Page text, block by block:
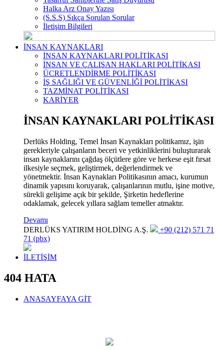
Halka Arz Onay Yazısı
(S.S.S) Sıkça Sorulan Sorular
İletişim Bilgileri
İNSAN KAYNAKLARI
İNSAN KAYNAKLARI POLİTİKASI
İNSAN VE ÇALIŞAN HAKLARI POLİTİKASI
ÜCRETLENDİRME POLİTİKASI
İŞ SAĞLIĞI VE GÜVENLİĞİ POLİTİKASI
TAZMİNAT POLİTİKASI
KARİYER
İNSAN KAYNAKLARI POLİTİKASI
Derlüks Holding, Temel İnsan Kaynakları politikamız, işin
gerekleriyle çalışanların beceri ve yetkinliklerini buluşturarak
insan kaynaklarını çağdaş ölçütlere göre ve herkese eşit fırsat
ilkesiyle seçmek, geliştirmek, değerlendirmek ve
yönetmektir. İnsan Kaynakları Politikasının amacı, kurumun
dinamik yapısını koruyarak, çalışanlarının mutlu, işine motive,
sürekli gelişime açık bir şekilde, Şirketin hedeflerine
odaklamak, gelecek yıllara sağlam temeller atmaktır.
Devamı
DERLÜKS YATIRIM HOLDİNG A.Ş.
+90 (212) 571 71
71 (pbx)
İLETİŞİM
404 HATA
ANASAYFAYA GİT